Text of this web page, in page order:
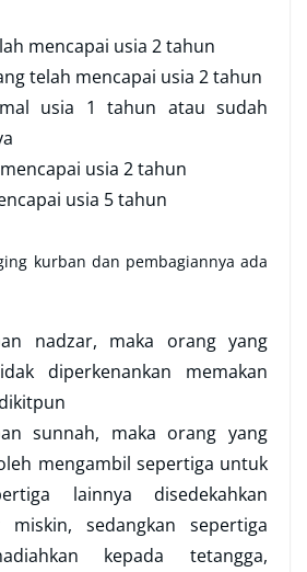
mencapai usia 2 tahun
telah mencapai usia 2 tahun
usia 1 tahun atau sudah
usia 2 tahun
usia 5 tahun
kurban dan pembagiannya ada
nadzar, maka orang yang
diperkenankan memakan
sunnah, maka orang yang
mengambil sepertiga untuk
lainnya disedekahkan
miskin, sedangkan sepertiga
kepada tetangga,